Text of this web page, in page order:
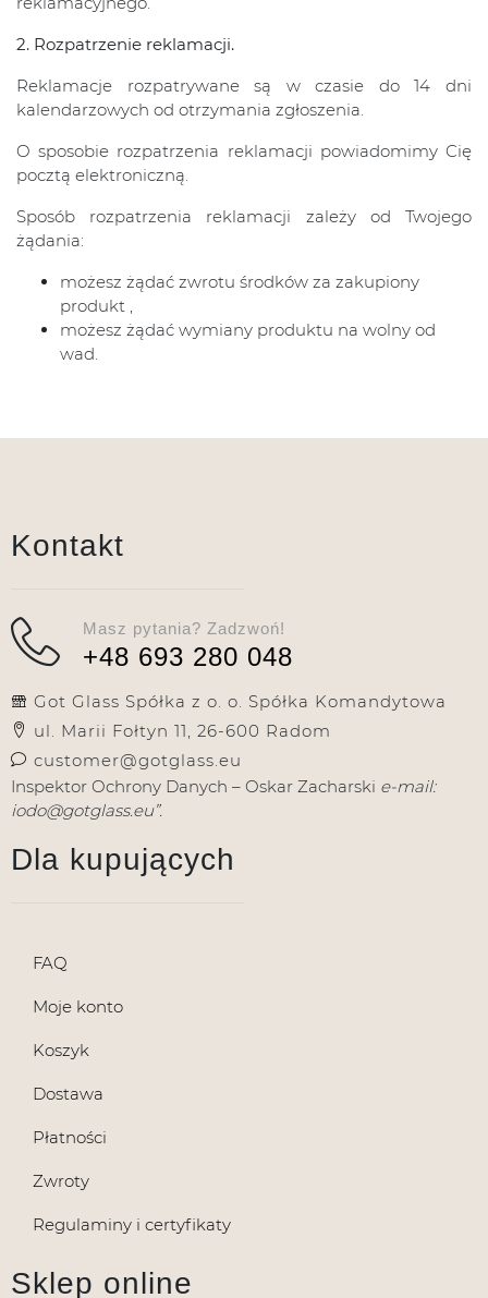
2. Rozpatrzenie reklamacji.
Reklamacje rozpatrywane są w czasie do 14 dni
kalendarzowych od otrzymania zgłoszenia.
O sposobie rozpatrzenia reklamacji powiadomimy Cię
pocztą elektroniczną.
Sposób rozpatrzenia reklamacji zależy od Twojego
żądania:
możesz żądać zwrotu środków za zakupiony
produkt ,
możesz żądać wymiany produktu na wolny od
wad.
Kontakt
Masz pytania? Zadzwoń!
+48 693 280 048
Got Glass Spółka z o. o. Spółka Komandytowa
ul. Marii Fołtyn 11, 26-600 Radom
customer@gotglass.eu
Inspektor Ochrony Danych – Oskar Zacharski e-mail:
iodo@gotglass.eu”.
Dla kupujących
FAQ
Moje konto
Koszyk
Dostawa
Płatności
Zwroty
Regulaminy i certyfikaty
Sklep online